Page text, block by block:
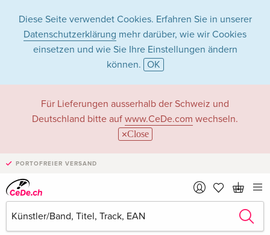
Diese Seite verwendet Cookies. Erfahren Sie in unserer
Datenschutzerklärung mehr darüber, wie wir Cookies
einsetzen und wie Sie Ihre Einstellungen ändern
können. OK
Für Lieferungen ausserhalb der Schweiz und
Deutschland bitte auf www.CeDe.com wechseln.
Close
PORTOFREIER VERSAND